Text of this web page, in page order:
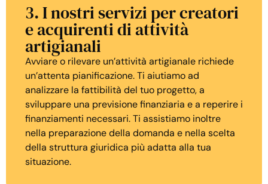
3. I nostri servizi per creatori
e acquirenti di attività
artigianali
Avviare o rilevare un’attività artigianale richiede
un’attenta pianificazione. Ti aiutiamo ad
analizzare la fattibilità del tuo progetto, a
sviluppare una previsione finanziaria e a reperire i
finanziamenti necessari. Ti assistiamo inoltre
nella preparazione della domanda e nella scelta
della struttura giuridica più adatta alla tua
situazione.